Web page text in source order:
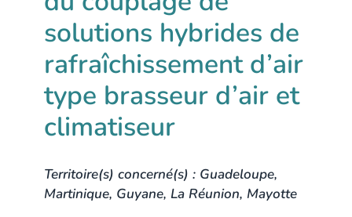
solutions hybrides de
rafraîchissement d’air
type brasseur d’air et
climatiseur
Territoire(s) concerné(s) : Guadeloupe,
Martinique, Guyane, La Réunion, Mayotte